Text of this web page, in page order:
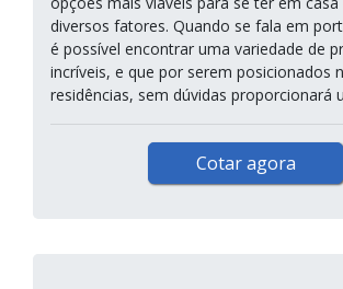
diversos fatores. Quando se fala em
é possível encontrar uma variedade de
incríveis, e que por serem posicionados
residências, sem dúvidas proporcionará
Cotar agora